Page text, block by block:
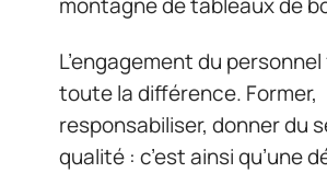
L’engagement du
toute la différence. Former,
responsabiliser, donner du
qualité : c’est ainsi qu’une